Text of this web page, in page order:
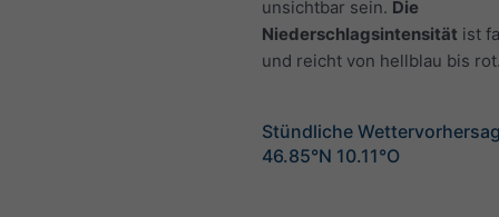
unsichtbar sein. Die
Niederschlagsintensität ist
und reicht von hellblau bis
Stündliche
46.85°N 10.11°O